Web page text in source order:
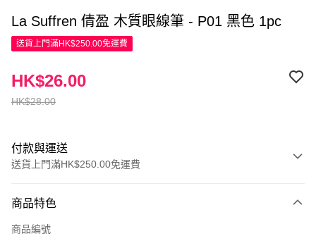
La Suffren 倩盈 木質眼線筆 - P01 黑色 1pc
送貨上門滿HK$250.00免運費
HK$28.00
HK$26.00
付款與運送
送貨上門滿HK$250.00免運費
信用卡
Apple Pay
商品特色
商品編號